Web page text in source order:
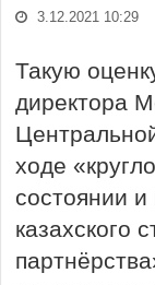
3.12.2021 10:29
Такую
директора
ходе
состоянии и
казахского